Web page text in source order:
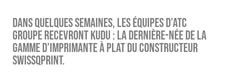
Dans quelques semaines, les équipes d’ATC
Groupe recevront Kudu : la dernière-née de la
gamme d’imprimante à plat du constructeur
swissQprint.